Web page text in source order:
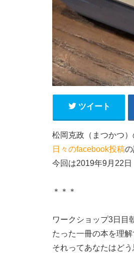
ツイート
松岡克政（まつかつ）
日々のfacebook投稿
今回は2019年9月22日
＊＊＊
ワークショップ3日目
たった一冊の本を理
それってあなたはどう